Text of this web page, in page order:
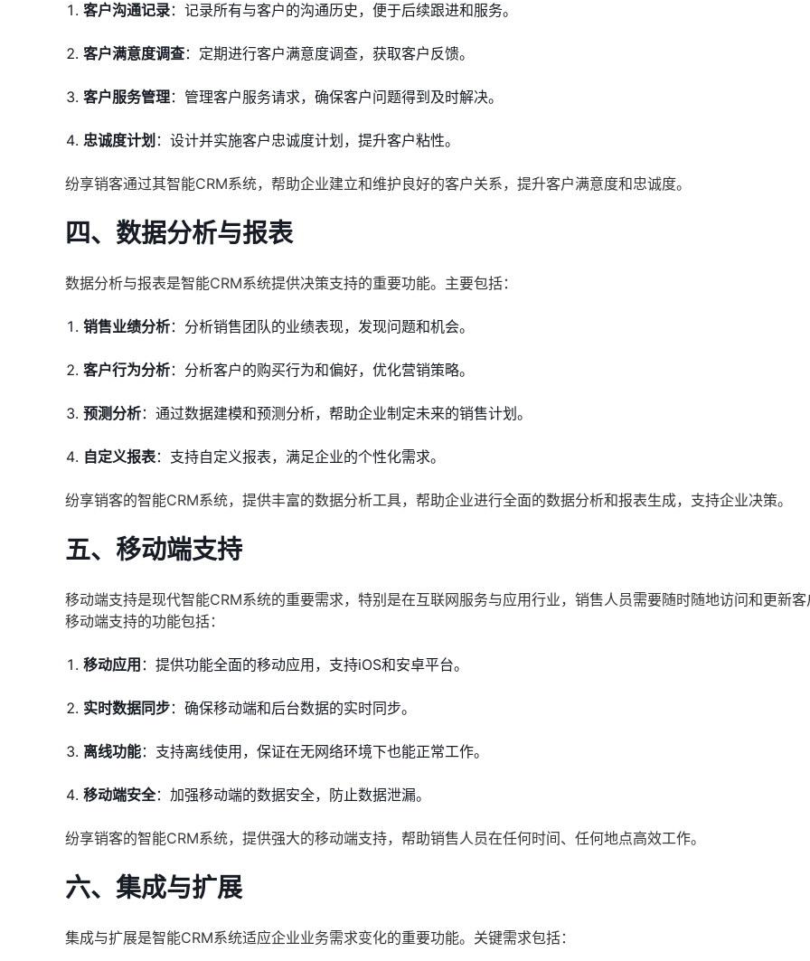
客户沟通记录：记录所有与客户的沟通历史，便于后续跟进和服务。
客户满意度调查：定期进行客户满意度调查，获取客户反馈。
客户服务管理：管理客户服务请求，确保客户问题得到及时解决。
忠诚度计划 ：设计并实施客户忠诚度计划，提升客户粘性。
纷享销客通过其智能CRM系统，帮助企业建立和维护良好的客户关系，提升客户满意度和忠诚度。
四、数据分析与报表
数据分析与报表是智能CRM系统提供决策支持的重要功能。主要包括：
销售业绩分析：分析销售团队的业绩表现，发现问题和机会。
客户行为分析：分析客户的购买行为和偏好，优化营销策略。
预测分析：通过数据建模和预测分析，帮助企业制定未来的销售计划。
自定义报表：支持自定义报表，满足企业的个性化需求。
纷享销客的智能CRM系统，提供丰富的数据分析工具，帮助企业进行全面的数据分析和报表生成，支持企业决策。
五、移动端支持
移动端支持是现代智能CRM系统的重要需求，特别是在互联网服务与应用行业，销售人员需要随时随地访问和更新
移动端支持的功能包括：
移动应用 ：提供功能全面的移动应用，支持iOS和安卓平台。
实时数据同步：确保移动端和后台数据的实时同步。
离线功能：支持离线使用，保证在无网络环境下也能正常工作。
移动端安全：加强移动端的数据安全，防止数据泄漏。
纷享销客的智能CRM系统，提供强大的移动端支持，帮助销售人员在任何时间、任何地点高效工作。
六、集成与扩展
集成与扩展是智能CRM系统适应企业业务需求变化的重要功能。关键需求包括：